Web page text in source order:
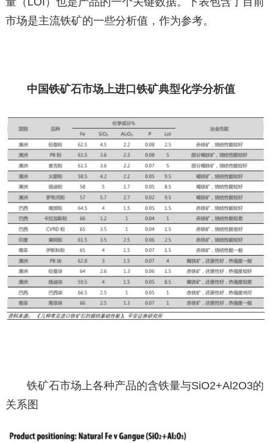
市场是主流铁矿的一些分析值，作为参考。
中国铁矿石市场上进口铁矿典型化学分析值
铁矿石市场上各种产品的含铁量与SiO2+Al2O3的
关系图